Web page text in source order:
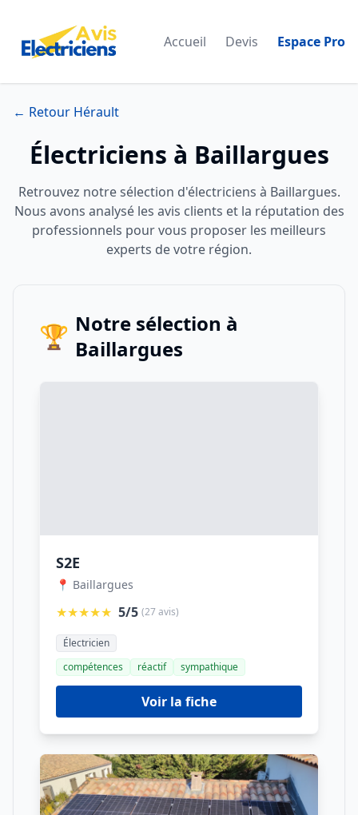
Accueil Devis Espace Pro
← Retour Hérault
Électriciens à Baillargues
Retrouvez notre sélection d'électriciens à Baillargues.
Nous avons analysé les avis clients et la réputation des
professionnels pour vous proposer les meilleurs
experts de votre région.
🏆 Notre sélection à
Baillargues
S2E
📍 Baillargues
★★★★★ 5/5 (27 avis)
Électricien
compétences
réactif sympathique
Voir la fiche